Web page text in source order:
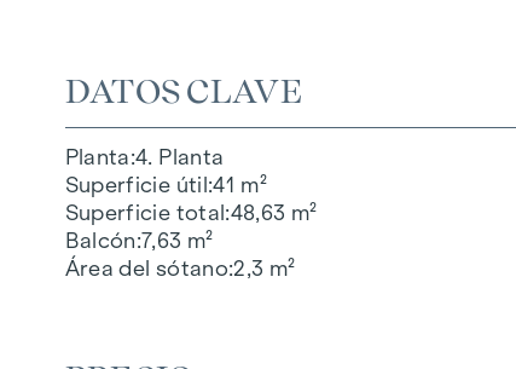
DATOS CLAVE
Planta 4. Planta
Superficie útil 41 m²
Superficie total 48,63 m²
Balcón 7,63 m²
Área del sótano 2,3 m²